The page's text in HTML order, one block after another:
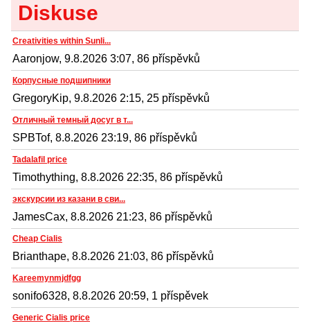
Diskuse
Creativities within Sunli...
Aaronjow, 9.8.2026 3:07, 86 příspěvků
Корпусные подшипники
GregoryKip, 9.8.2026 2:15, 25 příspěvků
Отличный темный досуг в т...
SPBTof, 8.8.2026 23:19, 86 příspěvků
Tadalafil price
Timothything, 8.8.2026 22:35, 86 příspěvků
экскурсии из казани в сви...
JamesCax, 8.8.2026 21:23, 86 příspěvků
Cheap Cialis
Brianthape, 8.8.2026 21:03, 86 příspěvků
Kareemynmjdfgg
sonifo6328, 8.8.2026 20:59, 1 příspěvek
Generic Cialis price